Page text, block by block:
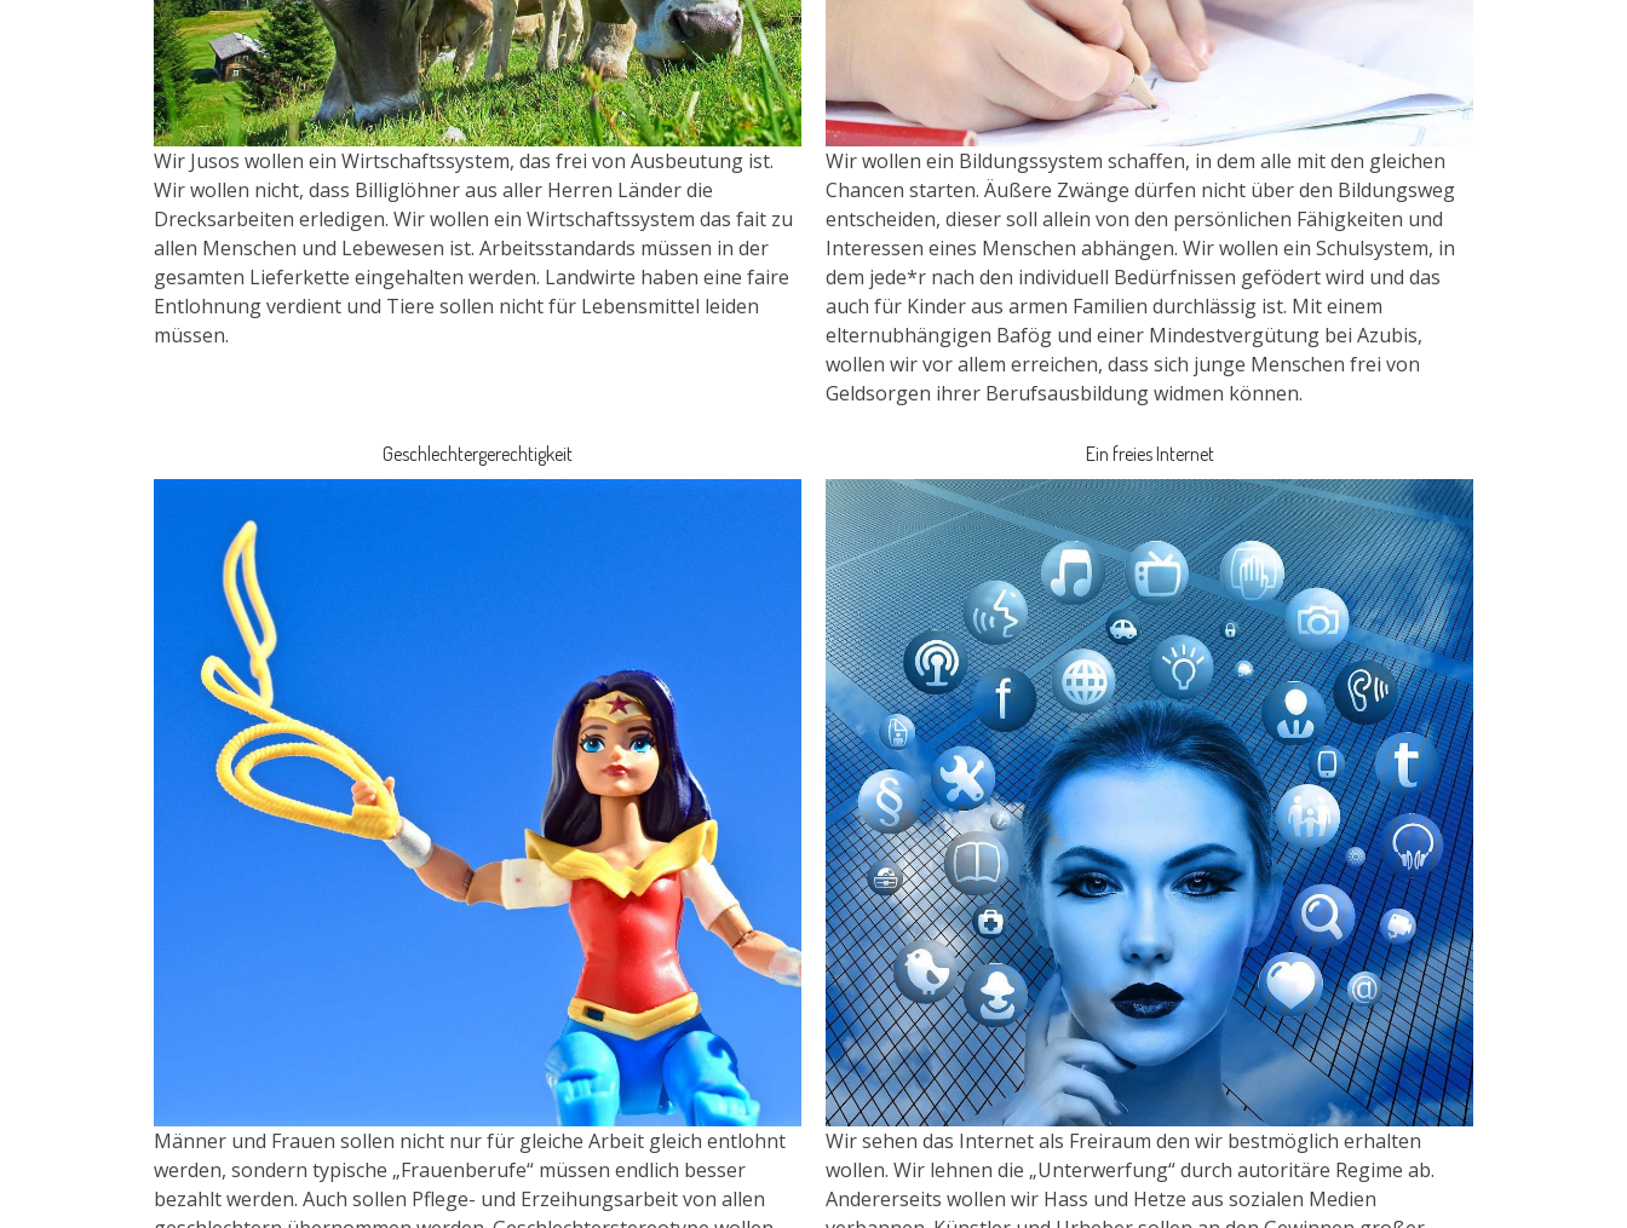
Wir Jusos wollen ein Wirtschaftssystem, das frei von Ausbeutung ist.
Wir wollen nicht, dass Billiglöhner aus aller Herren Länder die
Drecksarbeiten erledigen. Wir wollen ein Wirtschaftssystem das fait zu
allen Menschen und Lebewesen ist. Arbeitsstandards müssen in der
gesamten Lieferkette eingehalten werden. Landwirte haben eine faire
Entlohnung verdient und Tiere sollen nicht für Lebensmittel leiden
müssen.
Wir wollen ein Bildungssystem schaffen, in dem alle mit den gleichen
Chancen starten. Äußere Zwänge dürfen nicht über den Bildungsweg
entscheiden, dieser soll allein von den persönlichen Fähigkeiten und
Interessen eines Menschen abhängen. Wir wollen ein Schulsystem, in
dem jede*r nach den individuell Bedürfnissen gefödert wird und das
auch für Kinder aus armen Familien durchlässig ist. Mit einem
elternubhängigen Bafög und einer Mindestvergütung bei Azubis,
wollen wir vor allem erreichen, dass sich junge Menschen frei von
Geldsorgen ihrer Berufsausbildung widmen können.
Geschlechtergerechtigkeit
Männer und Frauen sollen nicht nur für gleiche Arbeit gleich entlohnt
werden, sondern typische „Frauenberufe“ müssen endlich besser
bezahlt werden. Auch sollen Pflege- und Erzeihungsarbeit von allen
Ein freies Internet
Wir sehen das Internet als Freiraum den wir bestmöglich erhalten
wollen. Wir lehnen die „Unterwerfung“ durch autoritäre Regime ab.
Andererseits wollen wir Hass und Hetze aus sozialen Medien